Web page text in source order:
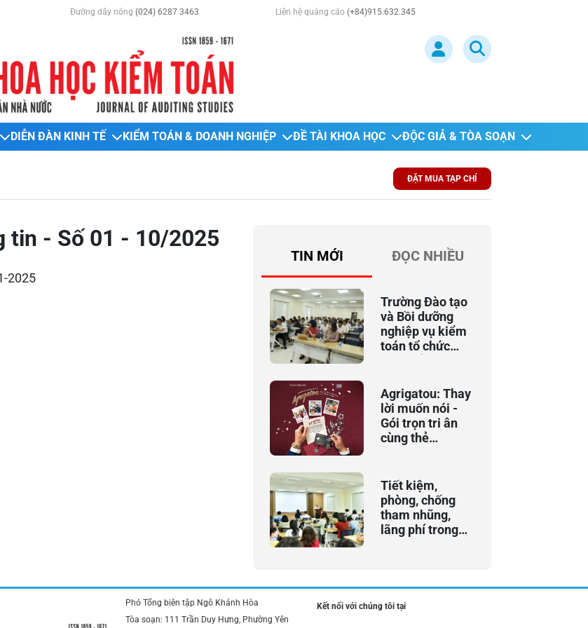
Đường dây nóng (024) 6287 3463 Liên hệ quảng cáo (+84)915.632.345
DIỄN ĐÀN KINH TẾ KIỂM TOÁN & DOANH NGHIỆP ĐỀ TÀI KHOA HỌC ĐỘC GIẢ & TÒA SOẠN
ĐẶT MUA TẠP CHÍ
tin - Số 01 - 10/2025
2025
TIN MỚI ĐỌC NHIỀU
Trường Đào tạo
và Bồi dưỡng
nghiệp vụ kiểm
toán tổ chức
dưỡng chuyên
đề “An toàn vốn
và xếp hạng
ngân hàng
thương mại”
Agrigatou: Thay
lời muốn nói -
Gói trọn tri ân
cùng thẻ
Tiết kiệm,
phòng, chống
tham nhũng,
lãng phí trong
Phó Tổng biên tập Ngô Khánh Hòa
Tòa soạn: 111 Trần Duy Hưng, Phường Yên
Kết nối với chúng tôi tại